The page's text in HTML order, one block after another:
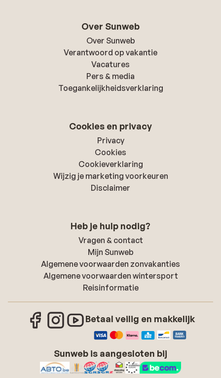
Over Sunweb
Over Sunweb
Verantwoord op vakantie
Vacatures
Pers & media
Toegankelijkheidsverklaring
Cookies en privacy
Privacy
Cookies
Cookieverklaring
Wijzig je marketing voorkeuren
Disclaimer
Heb je hulp nodig?
Vragen & contact
Mijn Sunweb
Algemene voorwaarden zonvakanties
Algemene voorwaarden wintersport
Reisinformatie
Betaal veilig en makkelijk
Sunweb is aangesloten bij